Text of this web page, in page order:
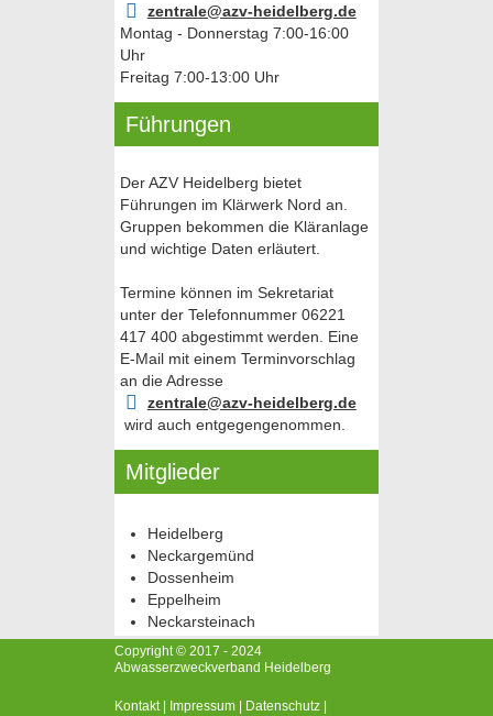
zentrale@azv-heidelberg.de
Montag - Donnerstag 7:00-16:00
Uhr
Freitag 7:00-13:00 Uhr
Führungen
Der AZV Heidelberg bietet
Führungen im Klärwerk Nord an.
Gruppen bekommen die Kläranlage
und wichtige Daten erläutert.
Termine können im Sekretariat
unter der Telefonnummer 06221
417 400 abgestimmt werden. Eine
E-Mail mit einem Terminvorschlag
an die Adresse
zentrale@azv-heidelberg.de
wird auch entgegengenommen.
Mitglieder
Heidelberg
Neckargemünd
Dossenheim
Eppelheim
Neckarsteinach
Copyright © 2017 - 2024
Abwasserzweckverband Heidelberg
Kontakt| Impressum Datenschutz